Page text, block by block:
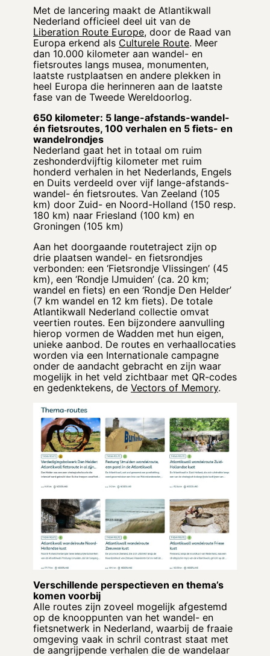
Met de lancering maakt de Atlantikwall
Nederland officieel deel uit van de
Liberation Route Europe, door de Raad van
Europa erkend als Culturele Route. Meer
dan 10.000 kilometer aan wandel- en
fietsroutes langs musea, monumenten,
laatste rustplaatsen en andere plekken in
heel Europa die herinneren aan de laatste
fase van de Tweede Wereldoorlog.
650 kilometer: 5 lange-afstands-wandel-
én fietsroutes, 100 verhalen en 5 fiets- en
wandelrondjes
Nederland gaat het in totaal om ruim
zeshonderdvijftig kilometer met ruim
honderd verhalen in het Nederlands, Engels
en Duits verdeeld over vijf lange-afstands-
wandel- én fietsroutes. Van Zeeland (105
km) door Zuid- en Noord-Holland (150 resp.
180 km) naar Friesland (100 km) en
Groningen (105 km)
Aan het doorgaande routetraject zijn op
drie plaatsen wandel- en fietsrondjes
verbonden: een ‘Fietsrondje Vlissingen’ (45
km), een ‘Rondje IJmuiden’ (ca. 20 km;
wandel en fiets) en een ‘Rondje Den Helder’
(7 km wandel en 12 km fiets). De totale
Atlantikwall Nederland collectie omvat
veertien routes. Een bijzondere aanvulling
hierop vormen de Wadden met hun eigen,
unieke aanbod. De routes en verhaallocaties
worden via een Internationale campagne
onder de aandacht gebracht en zijn waar
mogelijk in het veld zichtbaar met QR-codes
en gedenktekens, de Vectors of Memory.
Verschillende perspectieven en thema’s
komen voorbij
Alle routes zijn zoveel mogelijk afgestemd
op de knooppunten van het wandel- en
fietsnetwerk in Nederland, waarbij de fraaie
omgeving vaak in schril contrast staat met
de aangrijpende verhalen die de wandelaar